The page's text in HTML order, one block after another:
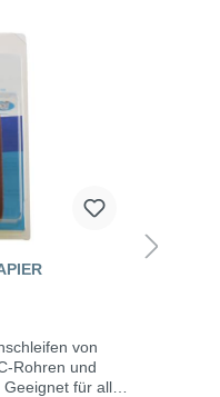
von
Rohren und
für alle